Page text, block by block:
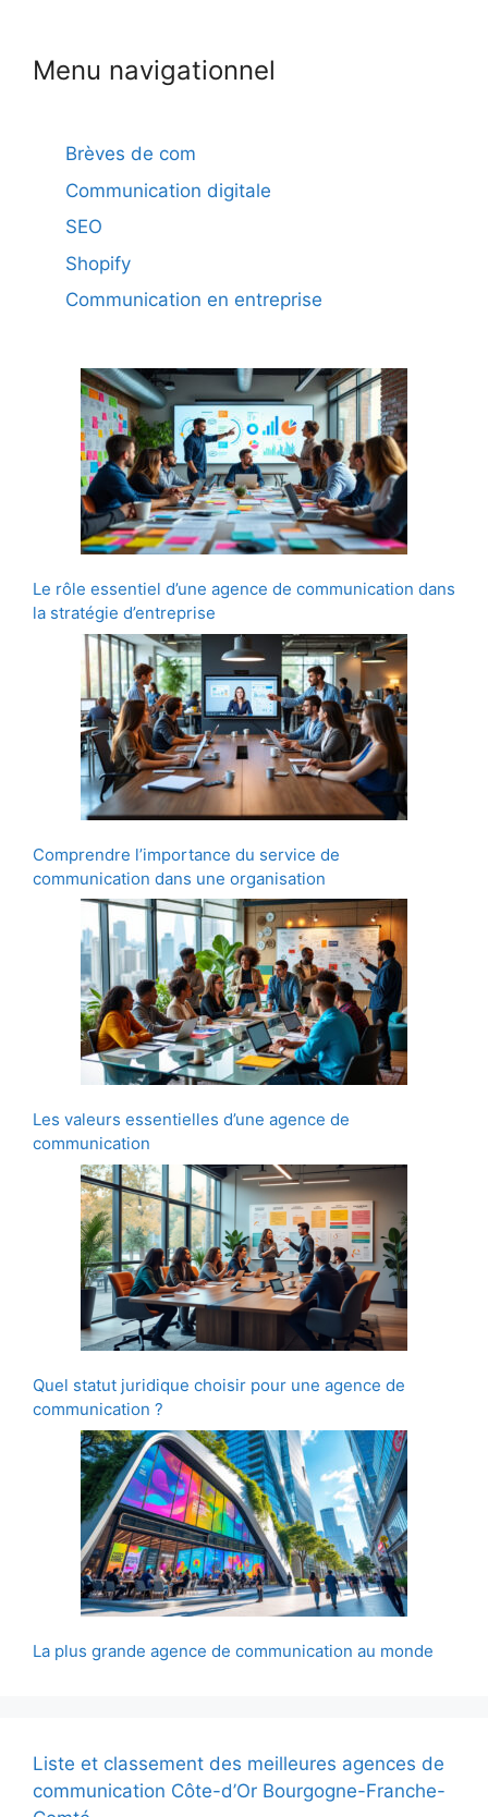
Menu navigationnel
Brèves de com
Communication digitale
SEO
Shopify
Communication en entreprise
Le rôle essentiel d’une agence de communication dans
la stratégie d’entreprise
Comprendre l’importance du service de
communication dans une organisation
Les valeurs essentielles d’une agence de
communication
Quel statut juridique choisir pour une agence de
communication ?
La plus grande agence de communication au monde
Liste et classement des meilleures agences de
communication Côte-d’Or Bourgogne-Franche-